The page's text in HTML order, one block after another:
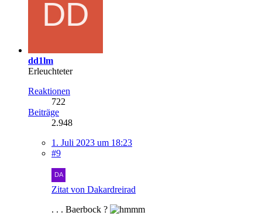
dd1lm
Erleuchteter
Reaktionen
722
Beiträge
2.948
1. Juli 2023 um 18:23
#9
Zitat von Dakardreirad
. . . Baerbock ?